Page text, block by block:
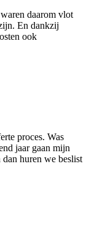
daarom vlot
En dankzij
ook
proces. Was
jaar gaan mijn
huren we beslist